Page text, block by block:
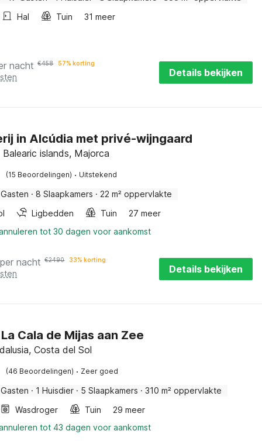
Hal
Tuin 31 meer
nacht €458 57% korting
Details bekijken
in Alcúdia met privé-wijngaard
islands, Majorca
(15 Beoordelingen) · Uitstekend
· 8 Slaapkamers · 22 m² oppervlakte
Ligbedden Tuin
27 meer
tot 30 dagen voor aankomst
per nacht €2490 33% korting
Details bekijken
Cala de Mijas aan Zee
Costa del Sol
(46 Beoordelingen) · Zeer goed
· 1 Huisdier · 5 Slaapkamers · 310 m² oppervlakte
Wasdroger
Tuin
29 meer
tot 43 dagen voor aankomst